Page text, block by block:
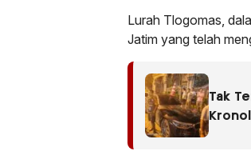
Lurah Tlogomas,
Jatim yang telah
Tak